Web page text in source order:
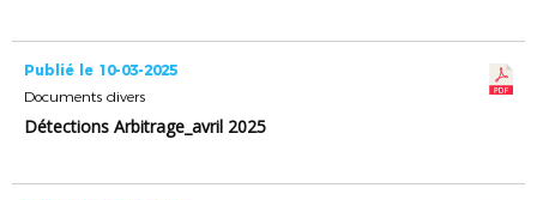
Publié le 10-03-2025
Documents divers
Détections Arbitrage_avril 2025